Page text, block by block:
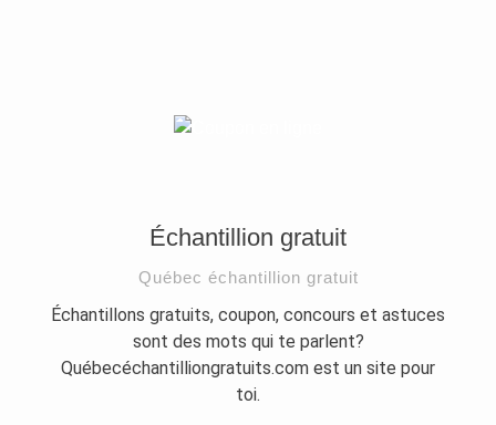
Échantillion gratuit
Québec échantillion gratuit
Échantillons gratuits, coupon, concours et astuces
sont des mots qui te parlent?
Québecéchantilliongratuits.com est un site pour
toi.